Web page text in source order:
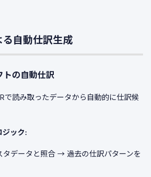
自動仕訳生成
トの自動仕訳
読み取ったデータから自動的に仕訳候
ック:
タデータと照合 → 過去の仕訳パターンを